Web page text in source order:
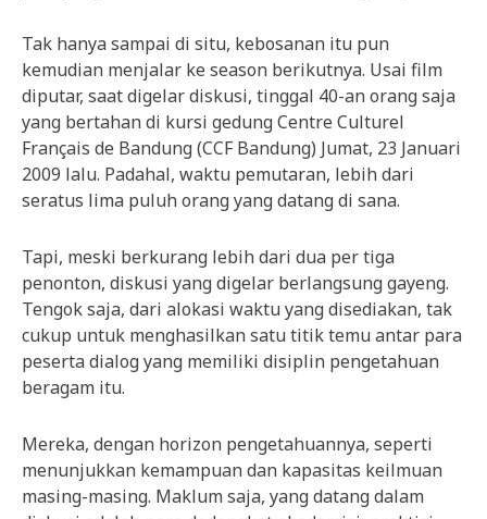
Tak hanya sampai di situ, kebosanan itu pun
kemudian menjalar ke season berikutnya. Usai film
diputar, saat digelar diskusi, tinggal 40-an orang saja
yang bertahan di kursi gedung Centre Culturel
Français de Bandung (CCF Bandung) Jumat, 23 Januari
2009 lalu. Padahal, waktu pemutaran, lebih dari
seratus lima puluh orang yang datang di sana.
Tapi, meski berkurang lebih dari dua per tiga
penonton, diskusi yang digelar berlangsung gayeng.
Tengok saja, dari alokasi waktu yang disediakan, tak
cukup untuk menghasilkan satu titik temu antar para
peserta dialog yang memiliki disiplin pengetahuan
beragam itu.
Mereka, dengan horizon pengetahuannya, seperti
menunjukkan kemampuan dan kapasitas keilmuan
masing-masing. Maklum saja, yang datang dalam